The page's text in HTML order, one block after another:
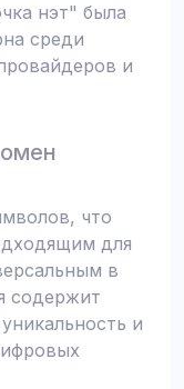
нэт" была
среди
и
что
для
в
содержит
и